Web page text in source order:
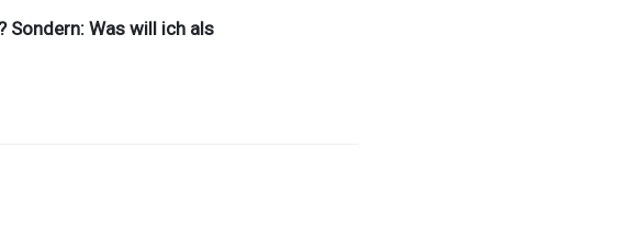
Was will ich als